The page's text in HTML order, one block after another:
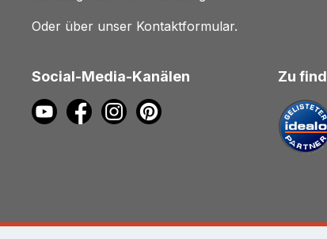
Oder über unser Kontaktformular.
Social-Media-Kanälen Zu